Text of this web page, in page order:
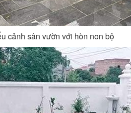
cảnh sân vườn với hòn non bộ